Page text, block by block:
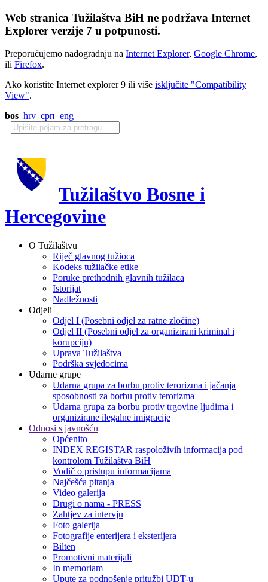
Web stranica Tužilaštva BiH ne podržava Internet
Explorer verzije 7 u potpunosti.
Preporučujemo nadogradnju na Internet Explorer, Google Chrome,
ili Firefox.
Ako koristite Internet explorer 9 ili više isključite "Compatibility
View".
bos hrv срп eng
Tužilaštvo Bosne i
Hercegovine
O Tužilaštvu
Riječ glavnog tužioca
Kodeks tužilačke etike
Poruke prethodnih glavnih tužilaca
Istorijat
Nadležnosti
Odjeli
Odjel I (Posebni odjel za ratne zločine)
Odjel II (Posebni odjel za organizirani kriminal i
korupciju)
Uprava Tužilaštva
Podrška svjedocima
Udarne grupe
Udarna grupa za borbu protiv terorizma i jačanja
sposobnosti za borbu protiv terorizma
Udarna grupa za borbu protiv trgovine ljudima i
organizirane ilegalne imigracije
Odnosi s javnošću
Općenito
INDEX REGISTAR raspoloživih informacija pod
kontrolom Tužilaštva BiH
Vodič o pristupu informacijama
Najčešća pitanja
Video galerija
Drugi o nama - PRESS
Zahtjev za intervju
Foto galerija
Fotografije enterijera i eksterijera
Bilten
Promotivni materijali
In memoriam
Upute za podnošenje pritužbi UDT-u